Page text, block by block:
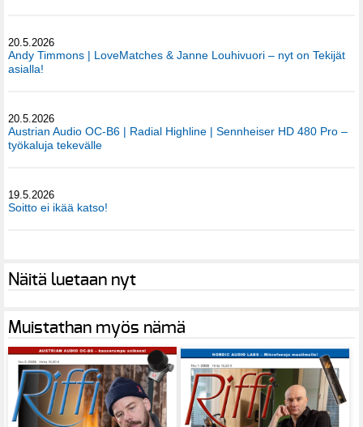
20.5.2026
Andy Timmons | LoveMatches & Janne Louhivuori – nyt on Tekijät
asialla!
20.5.2026
Austrian Audio OC-B6 | Radial Highline | Sennheiser HD 480 Pro –
työkaluja tekevälle
19.5.2026
Soitto ei ikää katso!
Näitä luetaan nyt
Muistathan myös nämä